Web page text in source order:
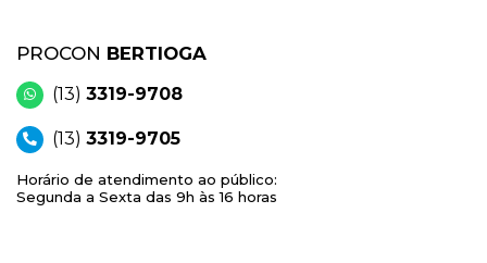
PROCON BERTIOGA
(13) 3319-9708
(13) 3319-9705
Horário de atendimento ao público:
Segunda a Sexta das 9h às 16 horas